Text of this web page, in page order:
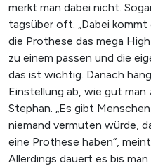
merkt man dabei nicht.
tagsüber oft. „Dabei
die Prothese das mega
zu einem passen und die
das ist wichtig. Danach
Einstellung ab, wie gut
Stephan. „Es gibt
niemand vermuten würde,
eine Prothese haben“,
Allerdings dauert es bis